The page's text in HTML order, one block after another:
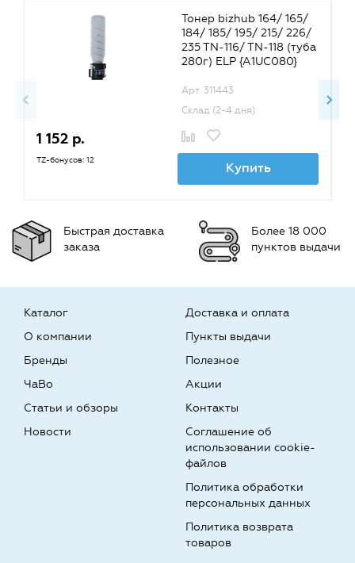
Тонер bizhub 164/ 165/
184/ 185/ 195/ 215/ 226/
235 TN-116/ TN-118 (туба
280г) ELP {A1UC080}
Арт. 311443
Склад (2-4 дня)
1 152 р.
TZ-бонусов: 12 Купить
Быстрая доставка
заказа
Более 18 000
пунктов выдачи
Каталог
О компании
Бренды
Доставка и оплата
Пункты выдачи
Полезное
ЧаВо
Статьи и обзоры
Новости
Акции
Контакты
Соглашение об
использовании cookie-
файлов
Политика обработки
персональных данных
Политика возврата
товаров